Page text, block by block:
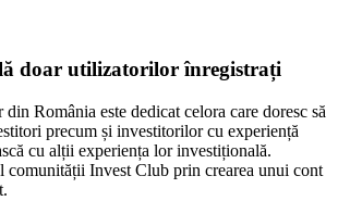
doar utilizatorilor înregistrați
România este dedicat celora care doresc să
precum și investitorilor cu experiență
cu alții experiența lor investițională.
comunității Invest Club prin crearea unui cont